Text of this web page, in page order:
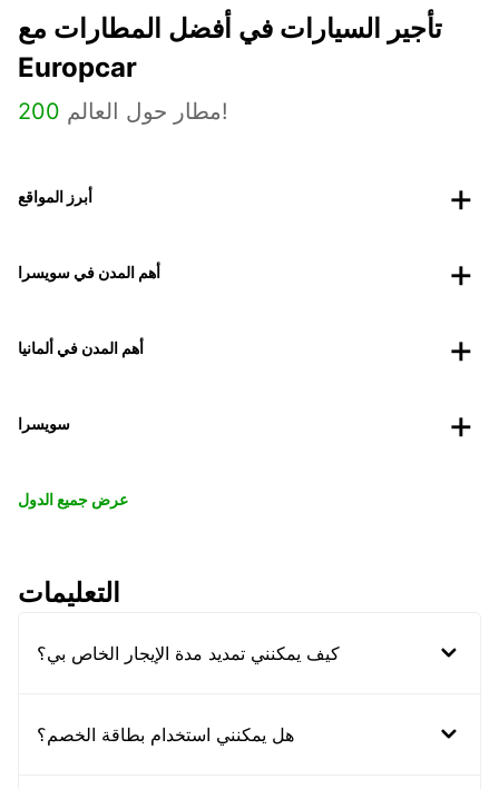
تأجير السيارات في أفضل المطارات مع
Europcar
200 مطار حول العالم!
أبرز المواقع
أهم المدن في سويسرا
أهم المدن في ألمانيا
سويسرا
عرض جميع الدول
التعليمات
كيف يمكنني تمديد مدة الإيجار الخاص بي؟
هل يمكنني استخدام بطاقة الخصم؟